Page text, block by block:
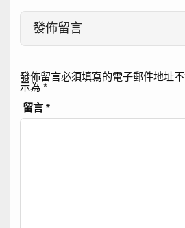
發佈留言
發佈留言必須填寫的電子郵件地址不
示為 *
留言*